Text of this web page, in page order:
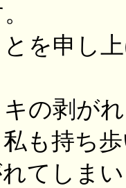
を申し
の剥が
も持ち
てしま